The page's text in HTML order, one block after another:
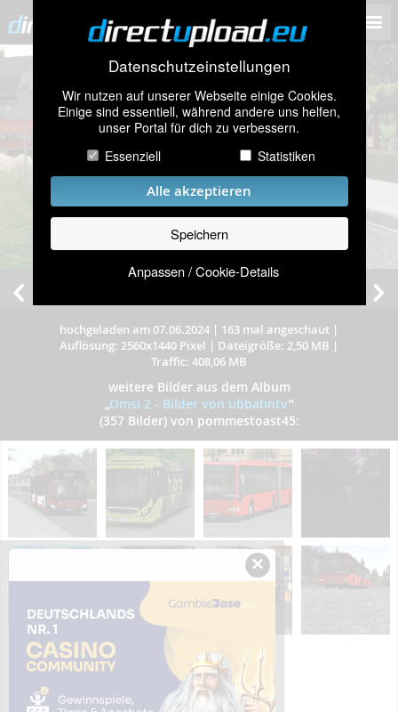
Datenschutzeinstellungen
Wir nutzen auf unserer Webseite einige Cookies.
Einige sind essentiell, während andere uns helfen,
unser Portal für dich zu verbessern.
Essenziell
Statistiken
Alle akzeptieren
Speichern
Anpassen / Cookie-Details
hochgeladen am 07.06.2024 | 163 mal angeschaut |
Auflösung: 2560x1440 Pixel | Dateigröße: 2,50 MB |
Traffic: 408,06 MB
weitere Bilder aus dem Album
„Omsi 2 - Bilder von ubbahntv”
(357 Bilder) von pommestoast45:
×